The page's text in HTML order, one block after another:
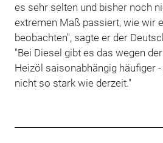
es sehr selten und bisher noch
extremen Maß passiert, wie wir
beobachten", sagte er der
"Bei Diesel gibt es das wegen
Heizöl saisonabhängig häufiger
nicht so stark wie derzeit."